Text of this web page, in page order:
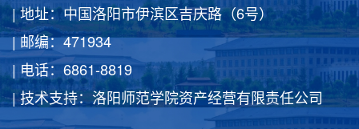
| 地址：中国洛阳市伊滨区吉庆路（6号）
| 邮编：471934
| 电话：6861-8819
| 技术支持：洛阳师范学院资产经营有限责任公司